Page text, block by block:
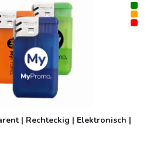
| Rechteckig | Elektronisch |